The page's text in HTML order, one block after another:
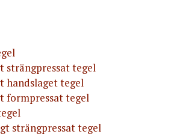
strängpressat tegel
handslaget tegel
formpressat tegel
strängpressat tegel